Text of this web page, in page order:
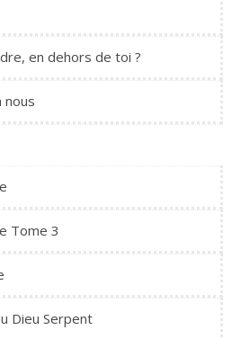
en dehors de toi ?
nous
Tome 3
Dieu Serpent